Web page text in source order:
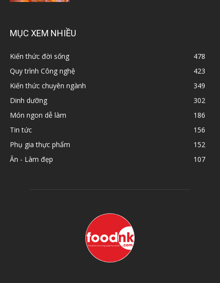
MỤC XEM NHIỀU
Kiến thức đời sống
478
Quy trình Công nghệ
423
Kiến thức chuyên ngành
349
Dinh dưỡng
302
Món ngon dễ làm
186
Tin tức
156
Phụ gia thực phẩm
152
Ăn - Làm đẹp
107